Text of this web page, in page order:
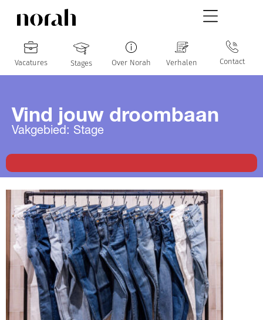
Vacatures Stages Over Norah Verhalen Contact
Vind jouw droombaan
Vakgebied: Stage